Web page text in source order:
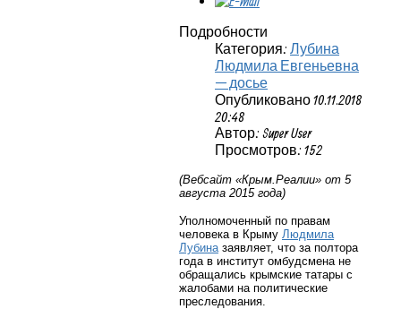
Подробности
Категория: Лубина
Людмила Евгеньевна
— досье
Опубликовано 10.11.2018
20:48
Автор: Super User
Просмотров: 152
(Вебсайт «Крым.Реалии» от 5
августа 2015 года)
Уполномоченный по правам
человека в Крыму Людмила
Лубина заявляет, что за полтора
года в институт омбудсмена не
обращались крымские татары с
жалобами на политические
преследования.